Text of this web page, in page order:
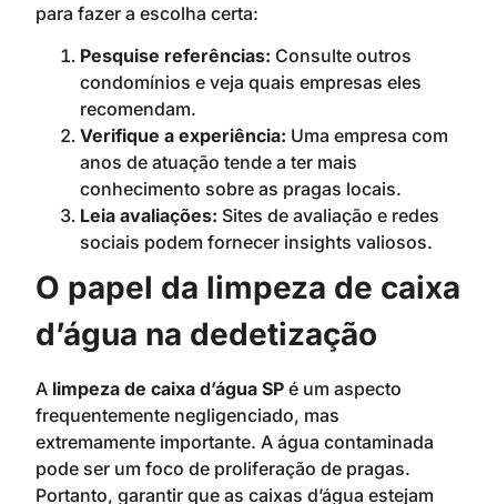
para fazer a escolha certa:
Pesquise referências: Consulte outros
condomínios e veja quais empresas eles
recomendam.
Verifique a experiência: Uma empresa com
anos de atuação tende a ter mais
conhecimento sobre as pragas locais.
Leia avaliações: Sites de avaliação e redes
sociais podem fornecer insights valiosos.
O papel da limpeza de caixa
d’água na dedetização
A limpeza de caixa d’água SP é um aspecto
frequentemente negligenciado, mas
extremamente importante. A água contaminada
pode ser um foco de proliferação de pragas.
Portanto, garantir que as caixas d’água estejam